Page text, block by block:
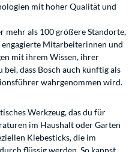
mit hoher Qualität und
mehr als 100 größere Standorte,
Mitarbeiterinnen und
mit ihrem Wissen, ihrer
dass Bosch auch künftig als
wahrgenommen wird.
Werkzeug, das du für
im Haushalt oder Garten
Klebesticks, die im